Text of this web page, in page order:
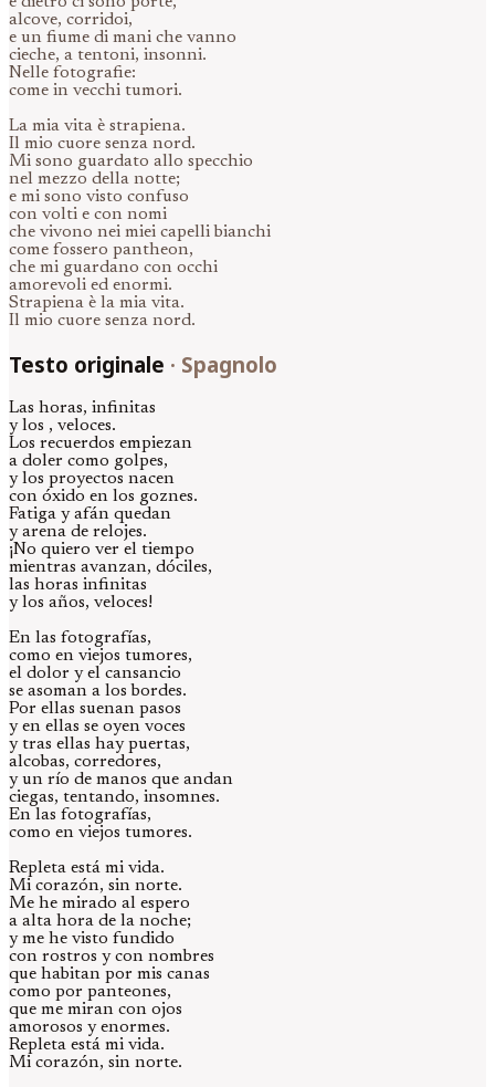
alcove, corridoi,
e un fiume di mani che vanno
cieche, a tentoni, insonni.
Nelle fotografie:
come in vecchi tumori.
La mia vita è strapiena.
Il mio cuore senza nord.
Mi sono guardato allo specchio
nel mezzo della notte;
e mi sono visto confuso
con volti e con nomi
che vivono nei miei capelli bianchi
come fossero pantheon,
che mi guardano con occhi
amorevoli ed enormi.
Strapiena è la mia vita.
Il mio cuore senza nord.
Testo originale · Spagnolo
Las horas, infinitas
y los , veloces.
Los recuerdos empiezan
a doler como golpes,
y los proyectos nacen
con óxido en los goznes.
Fatiga y afán quedan
y arena de relojes.
¡No quiero ver el tiempo
mientras avanzan, dóciles,
las horas infinitas
y los años, veloces!
En las fotografías,
como en viejos tumores,
el dolor y el cansancio
se asoman a los bordes.
Por ellas suenan pasos
y en ellas se oyen voces
y tras ellas hay puertas,
alcobas, corredores,
y un río de manos que andan
ciegas, tentando, insomnes.
En las fotografías,
como en viejos tumores.
Repleta está mi vida.
Mi corazón, sin norte.
Me he mirado al espero
a alta hora de la noche;
y me he visto fundido
con rostros y con nombres
que habitan por mis canas
como por panteones,
que me miran con ojos
amorosos y enormes.
Repleta está mi vida.
Mi corazón, sin norte.